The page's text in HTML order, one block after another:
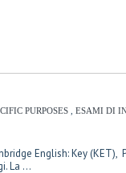
PURPOSES ESAMI DI
English: Key
La ...